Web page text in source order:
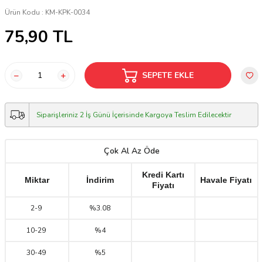
Ürün Kodu : KM-KPK-0034
75,90 TL
SEPETE EKLE
Siparişleriniz 2 İş Günü İçerisinde Kargoya Teslim Edilecektir
Çok Al Az Öde
Miktar İndirim
Kredi Kartı
Fiyatı
Havale Fiyatı
2-9 %3.08
10-29 %4
30-49 %5